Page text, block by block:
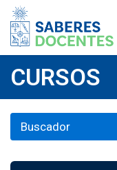
CURSOS